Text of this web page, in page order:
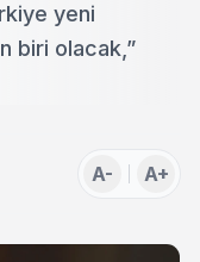
yeni
biri olacak,”
A- A+